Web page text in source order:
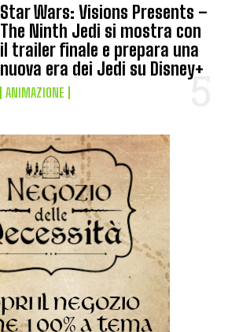
Star Wars: Visions Presents –
The Ninth Jedi si mostra con
il trailer finale e prepara una
nuova era dei Jedi su Disney+
ANIMAZIONE